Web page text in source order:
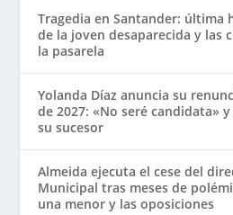
Tragedia en Santander: última
de la joven desaparecida y las
la pasarela
Yolanda Díaz anuncia su
de 2027: «No seré candidata»
su sucesor
Almeida ejecuta el cese del
Municipal tras meses de
una menor y las oposiciones